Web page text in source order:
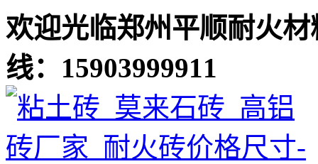
欢迎光临郑州平顺耐火
线：15903999911